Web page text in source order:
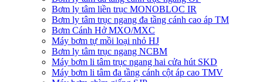
Bơm ly tâm liền trục MONOBLOC IR
Bơm ly tâm trục ngang đa tầng cánh cao áp TM
Bơm Cánh Hở MXO/MXC
Máy bơm tự mồi loại nhỏ HJ
Bơm ly tâm trục ngang NCBM
Máy bơm li tâm trục ngang hai cửa hút SKD
​Máy bơm li tâm đa tầng cánh cột áp cao TMV